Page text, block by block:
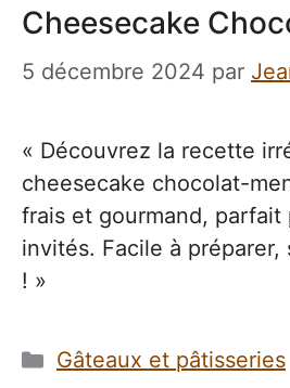
Cheesecake
5 décembre 2024 par
« Découvrez la recette
cheesecake chocolat-
frais et gourmand, parfait
invités. Facile à préparer,
! »
Catégories
Gâteaux et pâtisseries